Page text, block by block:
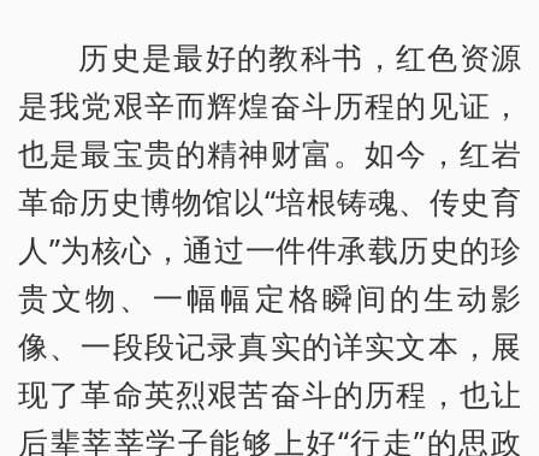
历史是最好的教科书，红色资源
是我党艰辛而辉煌奋斗历程的见证，
也是最宝贵的精神财富。如今，红岩
革命历史博物馆以“培根铸魂、传史育
人”为核心，通过一件件承载历史的珍
贵文物、一幅幅定格瞬间的生动影
像、一段段记录真实的详实文本，展
现了革命英烈艰苦奋斗的历程，也让
后辈莘莘学子能够上好“行走”的思政